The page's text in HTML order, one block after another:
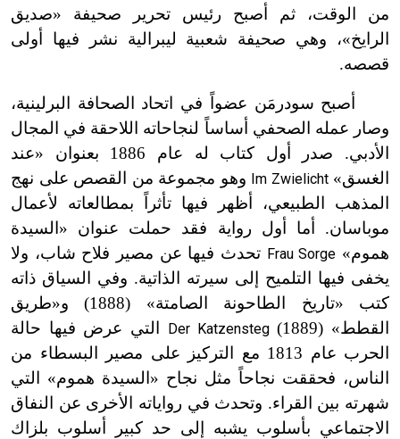
من الوقت، ثم أصبح رئيس تحرير صحيفة «صديق
الرايخ»، وهي صحيفة شعبية ليبرالية نشر فيها أولى
قصصه.
أصبح سودرمَن عضواً في اتحاد الصحافة البرلينية،
وصار عمله الصحفي أساساً لنجاحاته اللاحقة في المجال
الأدبي. صدر أول كتاب له عام 1886 بعنوان «عند
الغسق»Im Zwielicht وهو مجموعة من القصص على نهج
المذهب الطبيعي، أظهر فيها تأثراً بمطالعاته لأعمال
موباسان. أما أول رواية فقد حملت عنوان «السيدة
هموم» Frau Sorge تحدث فيها عن مصير فلاح شاب، ولا
يخفى فيها التلميح إلى سيرته الذاتية. وفي السياق ذاته
كتب «تاريخ الطاحونة الصامتة» (1888) و«طريق
القطط» (1889)
Der Katzensteg
التي عرض فيها حالة
الحرب عام 1813 مع التركيز على مصير البسطاء من
الناس، فحققت نجاحاً مثل نجاح «السيدة هموم» التي
شهرته بين القراء. وتحدث في رواياته الأخرى عن النفاق
الاجتماعي بأسلوب يشبه إلى حد كبير أسلوب بلزاك